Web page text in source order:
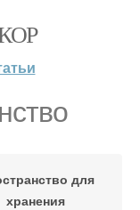
для
хранения